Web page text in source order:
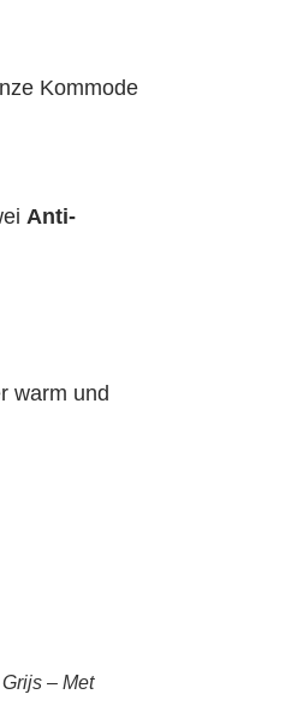
Kommode
Anti-
warm und
– Met